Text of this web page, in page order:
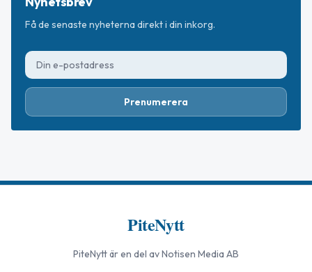
Få de senaste nyheterna direkt i din inkorg.
Prenumerera
PiteNytt
PiteNyttär en del av Notisen Media AB